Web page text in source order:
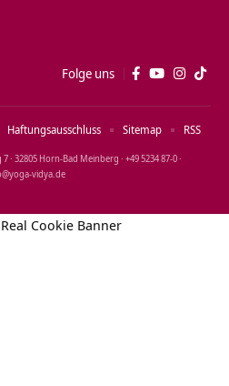
Folge uns
· 32805 Horn‑Bad Meinberg · +49 5234 87‑0 ·
Haftungsausschluss Sitemap RSS
Cookie Banner